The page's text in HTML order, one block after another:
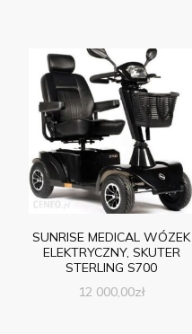
SUNRISE MEDICAL WÓZEK
ELEKTRYCZNY, SKUTER
STERLING S700
12 000,00zł